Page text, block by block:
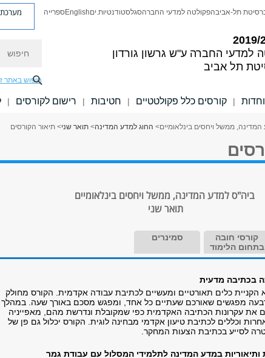
למדעי החברה ע"ש גרשון גורדון
תל אביב
תל-אביבהפקולטה למדעי החברהסגלסטודנטיות.יםEnglishספרייה מערכת
חיפוש באתר
| קורסים כלל פקולטטיים | חטיבות | רישום לקורסים |
ממשל ויחסים בינלאומיים> החוג למדע המדינה> תואר שני> תיאור הקורסים
ביה"ס למדע המדינה, ממשל ויחסים בינלאומיים
תואר שני
קורסי חובה
בתחום הלימוד
סמינרים
הקניית כלים תאורטיים ומעשיים לכתיבת עבודה אקדמית. הקורס מחולק
מפגשים שאורכם שעתיים כל אחד, ומפגש מסכם באורך שעה. במהלך
את עקרונות הכתיבה האקדמית כפי שמקובלת ונדרשת מהם, מאפייניה
וכללים לכתיבת טיעון אקדמי מבחינה לוגית. הקורס יכלול גם פן של
לסייע בכתיבת הצעות המחקר.